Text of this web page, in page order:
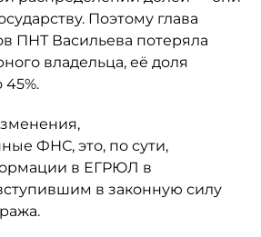
Поэтому глава
ПНТ Васильева потеряла
владельца, её доля
45%.
ФНС, это, по сути,
в ЕГРЮЛ в
в законную силу